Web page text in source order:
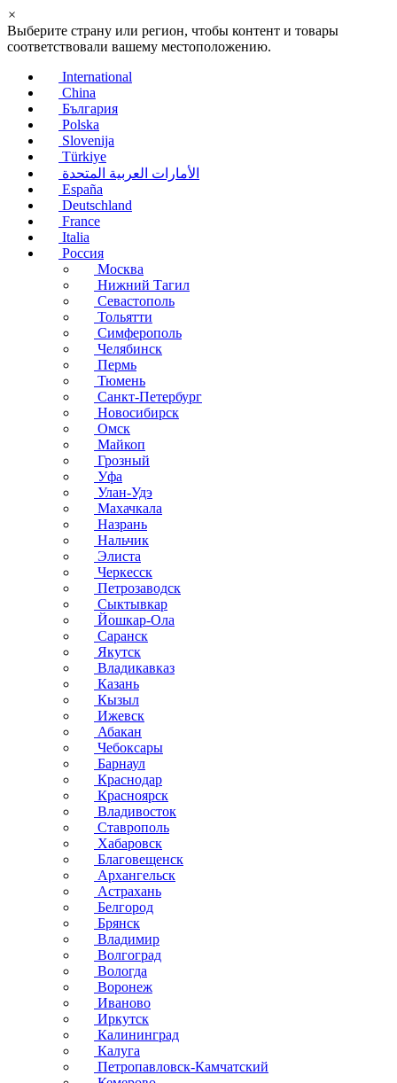
×
Выберите страну или регион, чтобы контент и товары
соответствовали вашему местоположению.
International
China
България
Polska
Slovenija
Türkiye
الأمارات العربية المتحدة
España
Deutschland
France
Italia
Россия
Москва
Нижний Тагил
Севастополь
Тольятти
Симферополь
Челябинск
Пермь
Тюмень
Санкт-Петербург
Новосибирск
Омск
Майкоп
Грозный
Уфа
Улан-Удэ
Махачкала
Назрань
Нальчик
Элиста
Черкесск
Петрозаводск
Сыктывкар
Йошкар-Ола
Саранск
Якутск
Владикавказ
Казань
Кызыл
Ижевск
Абакан
Чебоксары
Барнаул
Краснодар
Красноярск
Владивосток
Ставрополь
Хабаровск
Благовещенск
Архангельск
Астрахань
Белгород
Брянск
Владимир
Волгоград
Вологда
Воронеж
Иваново
Иркутск
Калининград
Калуга
Петропавловск-Камчатский